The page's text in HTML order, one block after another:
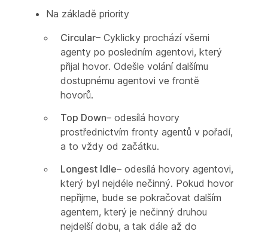
Na základě priority
Circular– Cyklicky prochází všemi
agenty po posledním agentovi, který
přijal hovor. Odešle volání dalšímu
dostupnému agentovi ve frontě
hovorů.
Top Down– odesílá hovory
prostřednictvím fronty agentů v pořadí,
a to vždy od začátku.
Longest Idle– odesílá hovory agentovi,
který byl nejdéle nečinný. Pokud hovor
nepřijme, bude se pokračovat dalším
agentem, který je nečinný druhou
nejdelší dobu, a tak dále až do